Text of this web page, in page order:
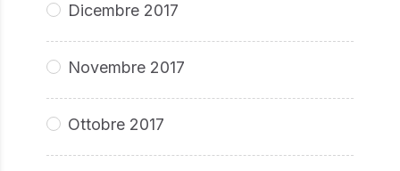
Dicembre 2017
Novembre 2017
Ottobre 2017